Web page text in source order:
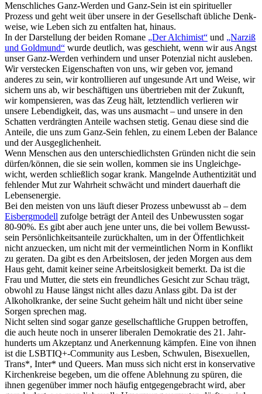
Menschliches Ganz-Werden und Ganz-Sein ist ein spiri­tueller
Prozess und geht weit über un­sere in der Gesell­schaft übliche Denk­
weise, wie Leben sich zu ent­falten hat, hinaus.
In der Dar­stel­lung der beiden Romane „Der Alchimist“ und „Narziß
und Gold­mund“ wurde deut­lich, was geschieht, wenn wir aus Angst
unser Ganz-Werden verhin­dern und unser Poten­zial nicht aus­leben.
Wir ver­stecken Eigen­schaf­ten von uns, wir geben vor, jemand
anderes zu sein, wir kontrol­lieren auf unge­sunde Art und Weise, wir
sichern uns ab, wir beschäf­tigen uns über­trie­ben mit der Zu­kunft,
wir kompen­sieren, was das Zeug hält, letzt­endlich ver­lieren wir
unsere Leben­dig­keit, das, was uns aus­macht – und unsere in den
Schat­ten ver­dräng­ten An­teile wach­sen stetig. Genau diese sind die
An­teile, die uns zum Ganz-Sein feh­len, zu einem Leben der Balance
und der Ausge­glichen­heit.
Wenn Menschen aus den unterschied­lichsten Grün­den nicht die sein
dürfen/­können, die sie sein wol­len, kom­men sie ins Ungleich­ge­
wicht, werden schließ­lich sogar krank. Man­geln­de Authen­tizität und
feh­len­der Mut zur Wahr­heit schwächt und mindert dauer­haft die
Lebens­energie.
Bei den meisten von uns läuft dieser Prozess unbe­wusst ab – dem
Eisbergmodell zufolge beträgt der An­teil des Un­be­wussten sogar
80-90%. Es gibt aber auch jene unter uns, die bei vollem Bewusst­
sein Persön­lich­keits­an­teile zurück­halten, um in der Öffent­lich­keit
nicht anzu­ecken, um nicht mit der ver­meint­lichen Norm in Kon­flikt
zu geraten. Da gibt es den Arbeits­losen, der jeden Morgen aus dem
Haus geht, damit keiner seine Arbeits­losig­keit be­merkt. Da ist die
Frau und Mutter, die stets ein freund­liches Gesicht zur Schau trägt,
obwohl zu Hause längst nicht alles dazu Anlass gibt. Da ist der
Alkohol­kranke, der seine Sucht ge­heim hält und nicht über seine
Sor­gen sprechen mag.
Nicht selten sind sogar ganze gesell­schaft­liche Grup­pen betroffen,
die auch heute noch in unserer libe­ralen Demo­kratie des 21. Jahr­
hunderts um Akzep­tanz und Aner­kennung kämpfen. Eine von ihnen
ist die LSBTIQ+-Community aus Lesben, Schwulen, Bisexuel­len,
Trans*, Inter* und Queers. Man muss sich nicht erst in konser­vative
Kirchen­kreise begeben, um die offene Ableh­nung zu spüren, die
ihnen gegen­über immer noch häufig ent­gegen­gebracht wird, aber